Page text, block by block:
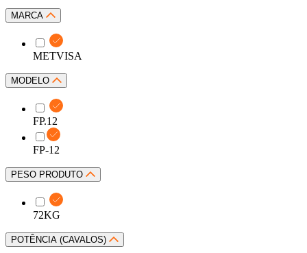
MARCA
METVISA
MODELO
FP.12
FP-12
PESO PRODUTO
72KG
POTÊNCIA (CAVALOS)